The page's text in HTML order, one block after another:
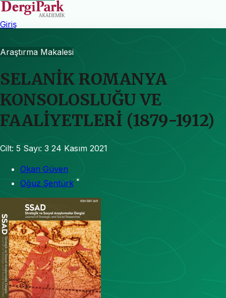
Giriş
Araştırma Makalesi
SELANİK ROMANYA
KONSOLOSLUĞU VE
FAALİYETLERİ (1879-1912)
Cilt: 5 Sayı: 3 24 Kasım 2021
Okan Güven
Oğuz Şentürk *